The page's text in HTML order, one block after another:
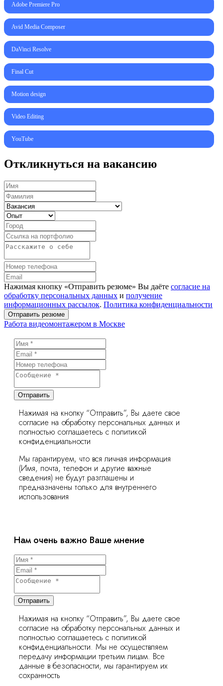
Adobe Premiere Pro
Avid Media Composer
DaVinci Resolve
Final Cut
Motion design
Video Editing
YouTube
Откликнуться на вакансию
Нажимая кнопку «Отправить резюме» Вы даёте согласие на
обработку персональных данных и получение
информационных рассылок. Политика конфиденциальности
Отправить резюме
Работа видеомонтажером в Москве
Отправить
Нажимая на кнопку “Отправить”, Вы даете свое
согласие на обработку персональных данных и
полностью соглашаетесь с политикой
конфиденциальности
Мы гарантируем, что вся личная информация
(Имя, почта, телефон и другие важные
сведения) не будут разглашены и
предназначены только для внутреннего
использования
Нам очень важно Ваше мнение
Отправить
Нажимая на кнопку “Отправить”, Вы даете свое
согласие на обработку персональных данных и
полностью соглашаетесь с политикой
конфиденциальности. Мы не осуществляем
передачу информации третьим лицам. Все
данные в безопасности, мы гарантируем их
сохранность